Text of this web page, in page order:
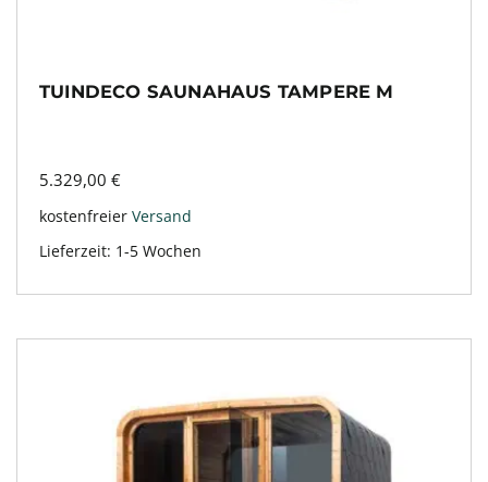
TUINDECO SAUNAHAUS TAMPERE M
5.329,00 €
kostenfreier Versand
Lieferzeit: 1-5 Wochen